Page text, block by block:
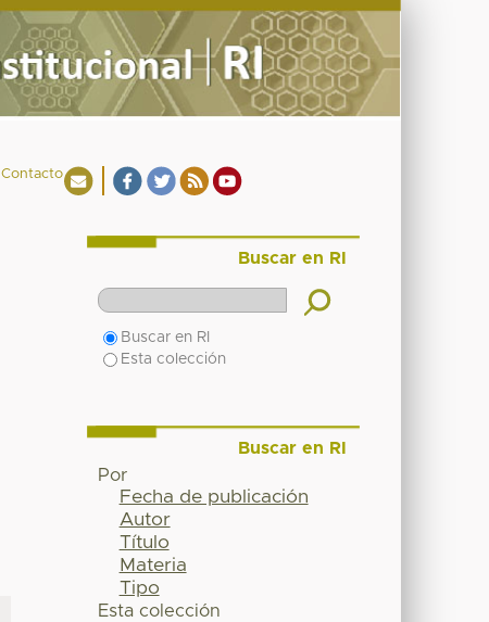
Contacto
Buscar en RI
Buscar en RI
Esta colección
Buscar en RI
Por
Fecha de publicación
Autor
Título
Materia
Tipo
Esta colección